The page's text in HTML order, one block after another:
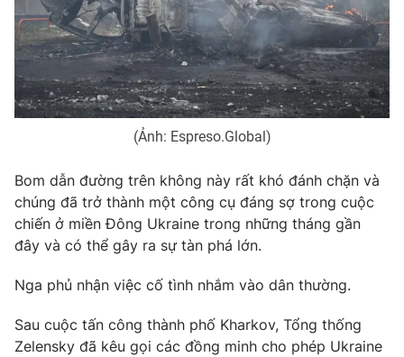
Liên hệ quảng cáo:024-7300.7108
thuận bằng văn bản. Ghi rõ nguồn VTV.vn khi phát hành lại
(Ảnh: Espreso.Global)
Bom dẫn đường trên không này rất khó đánh chặn và
chúng đã trở thành một công cụ đáng sợ trong cuộc
chiến ở miền Đông Ukraine trong những tháng gần
đây và có thể gây ra sự tàn phá lớn.
Nga phủ nhận việc cố tình nhắm vào dân thường.
Sau cuộc tấn công thành phố Kharkov, Tổng thống
Zelensky đã kêu gọi các đồng minh cho phép Ukraine